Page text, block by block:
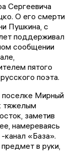
Сергеевича
О его смерти
Пушкина, с
поддерживал
сообщении
пятого
поэта.
поселке Мирный
тяжелым
заметив
намереваясь
канал «База».
в руки,